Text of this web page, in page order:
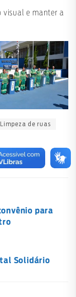
visual e manter a
Limpeza de ruas
para
Solidário